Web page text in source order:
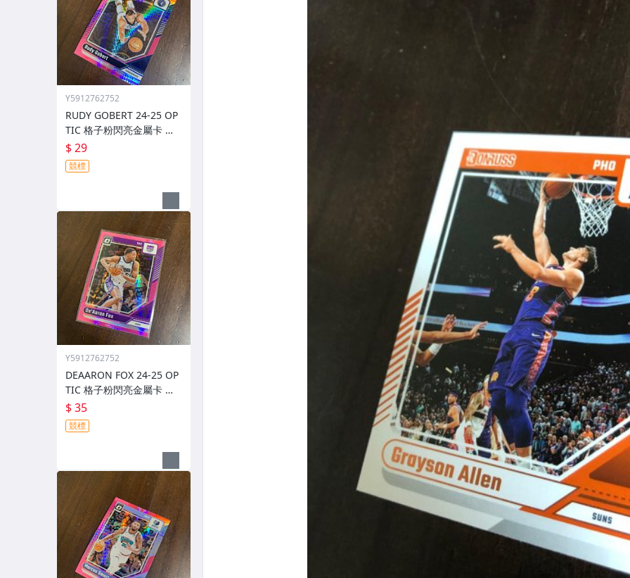
Y5912762752
RUDY GOBERT 24-25 OP
TIC 格子粉閃亮金屬卡 編
$ 29
競標
Y5912762752
DEAARON FOX 24-25 OP
TIC 格子粉閃亮金屬卡 編
$ 35
競標